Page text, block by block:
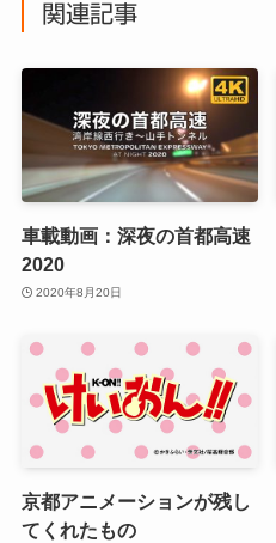
関連記事
車載動画：深夜の首都高速
2020
2020年8月20日
京都アニメーションが残し
てくれたもの